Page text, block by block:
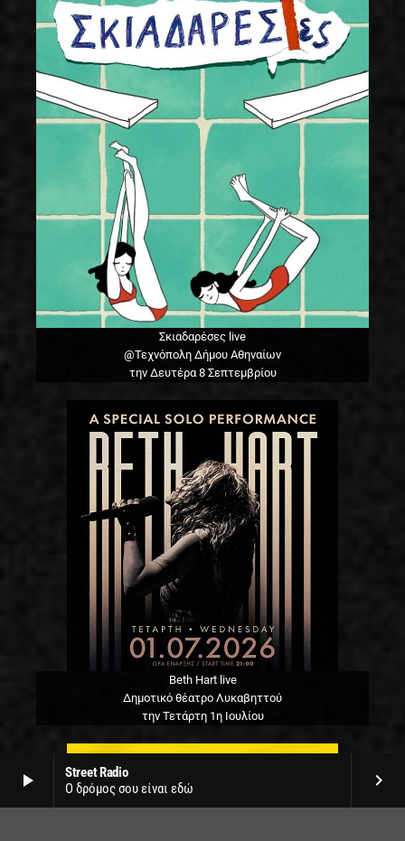
play_arrow
Street Radio
Ο δρόμος σου είναι εδώ
keyboard_arrow_right
Σκιαδαρέσες live
@Τεχνόπολη Δήμου Αθηναίων
την Δευτέρα 8 Σεπτεμβρίου
Beth Hart live
Δημοτικό θέατρο Λυκαβηττού
την Τετάρτη 1η Ιουλίου